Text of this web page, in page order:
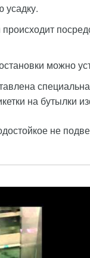
усадку.
можно
на бутылки
не